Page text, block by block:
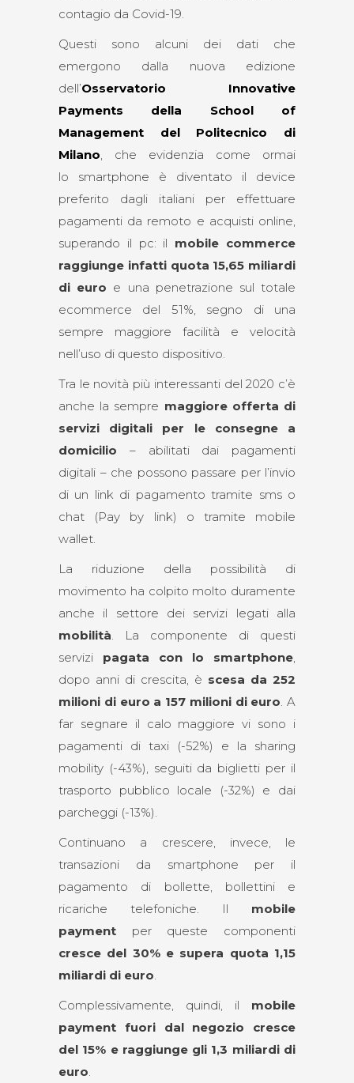
contagio da Covid-19.
Questi sono alcuni dei dati che
emergono dalla nuova edizione
dell’Osservatorio Innovative
Payments della School of
Management del Politecnico di
Milano, che evidenzia come ormai
lo smartphone è diventato il device
preferito dagli italiani per effettuare
pagamenti da remoto e acquisti online,
superando il pc: il mobile commerce
raggiunge infatti quota 15,65 miliardi
di euro e una penetrazione sul totale
ecommerce del 51%, segno di una
sempre maggiore facilità e velocità
nell’uso di questo dispositivo.
Tra le novità più interessanti del 2020 c’è
anche la sempre maggiore offerta di
servizi digitali per le consegne a
domicilio – abilitati dai pagamenti
digitali – che possono passare per l’invio
di un link di pagamento tramite sms o
chat (Pay by link) o tramite mobile
wallet.
La riduzione della possibilità di
movimento ha colpito molto duramente
anche il settore dei servizi legati alla
mobilità. La componente di questi
servizi pagata con lo smartphone,
dopo anni di crescita, è scesa da 252
milioni di euro a 157 milioni di euro. A
far segnare il calo maggiore vi sono i
pagamenti di taxi (-52%) e la sharing
mobility (-43%), seguiti da biglietti per il
trasporto pubblico locale (-32%) e dai
parcheggi (-13%).
Continuano a crescere, invece, le
transazioni da smartphone per il
pagamento di bollette, bollettini e
ricariche telefoniche. Il mobile
payment per queste componenti
cresce del 30% e supera quota 1,15
miliardi di euro.
Complessivamente, quindi, il mobile
payment fuori dal negozio
cresce
del 15% e raggiunge gli 1,3 miliardi di
euro.